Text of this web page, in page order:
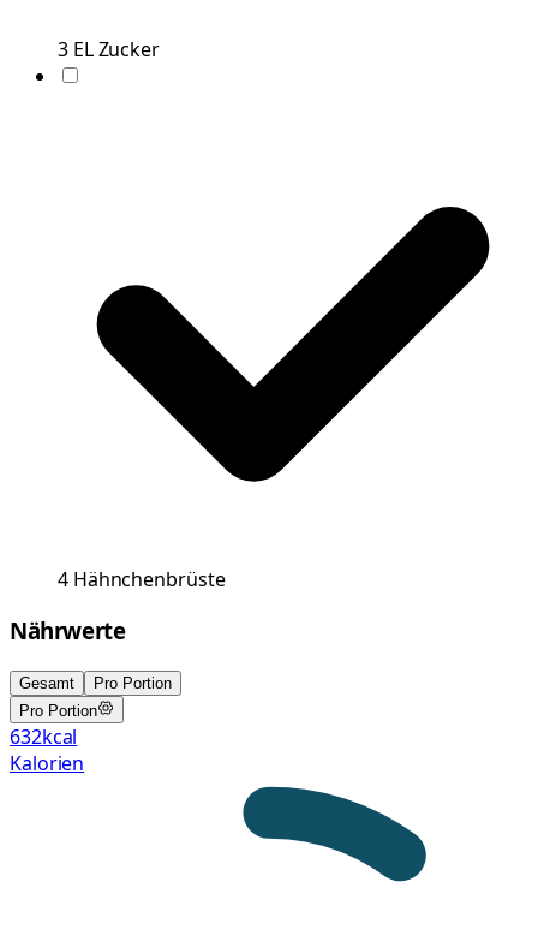
3 ELZucker
4 Hähnchenbrüste
Nährwerte
Gesamt
Pro Portion
Pro Portion
632kcal
Kalorien